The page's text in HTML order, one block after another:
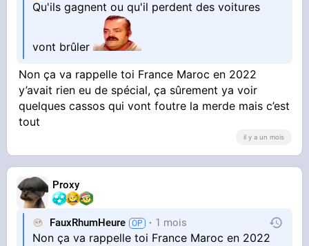
Qu'ils gagnent ou qu'il perdent des voitures
vont brûler
Non ça va rappelle toi France Maroc en 2022
y’avait rien eu de spécial, ça sûrement ya voir
quelques cassos qui vont foutre la merde mais c’est
tout
il y a un mois
Proxy
FauxRhumHeure 1 mois
Non ça va rappelle toi France Maroc en 2022